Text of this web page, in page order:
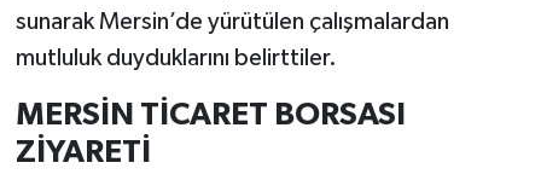
sunarak Mersin’de yürütülen çalışmalardan
mutluluk duyduklarını belirttiler.
MERSİN TİCARET BORSASI
ZİYARETİ